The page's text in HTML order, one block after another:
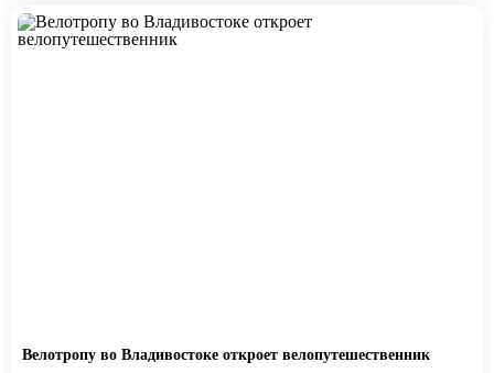
Велотропу во Владивостоке откроет велопутешественник